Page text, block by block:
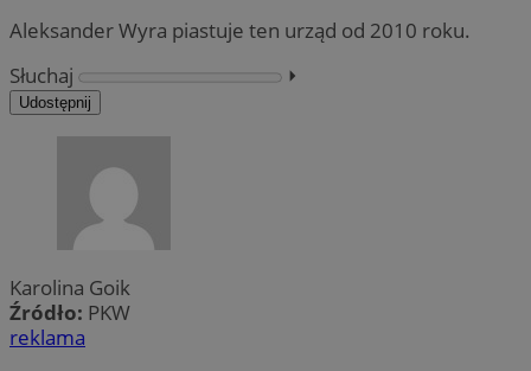
Aleksander Wyra piastuje ten urząd od 2010 roku.
Słuchaj
⏵︎
Udostępnij
Karolina Goik
Źródło: PKW
reklama